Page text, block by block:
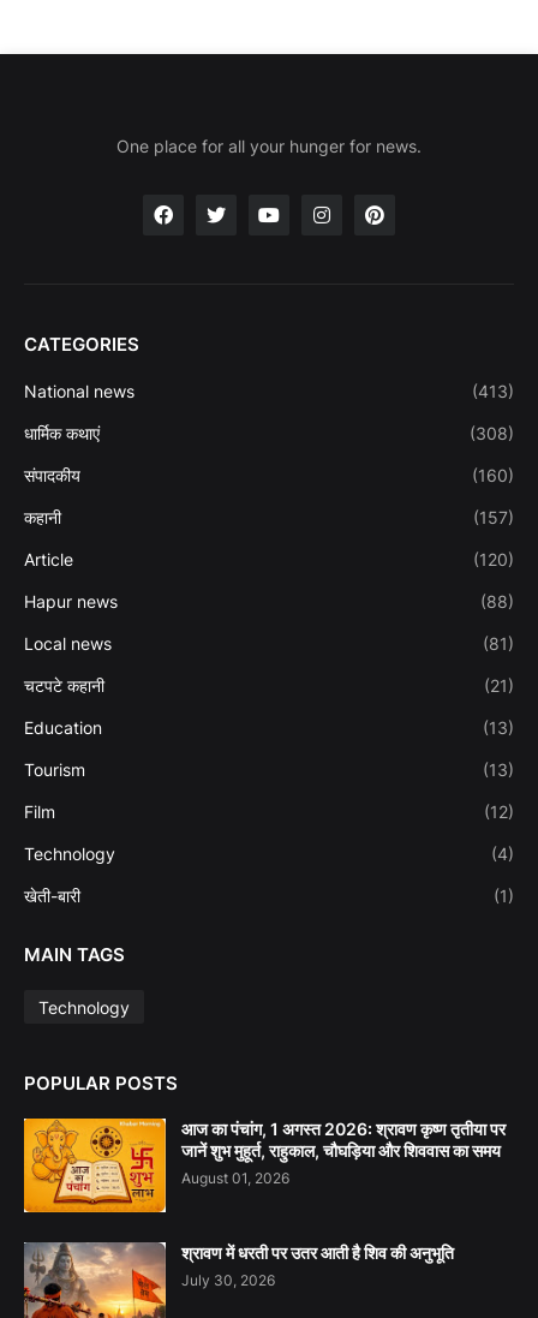
One place for all your hunger for news.
CATEGORIES
National news (413)
धार्मिक कथाएं (308)
संपादकीय (160)
कहानी (157)
Article (120)
Hapur news (88)
Local news (81)
चटपटे कहानी (21)
Education (13)
Tourism (13)
Film (12)
Technology (4)
खेती-बारी (1)
MAIN TAGS
Technology
POPULAR POSTS
आज का पंचांग, 1 अगस्त 2026: श्रावण कृष्ण तृतीया पर
जानें शुभ मुहूर्त, राहुकाल, चौघड़िया और शिववास का समय
August 01, 2026
श्रावण में धरती पर उतर आती है शिव की अनुभूति
July 30, 2026